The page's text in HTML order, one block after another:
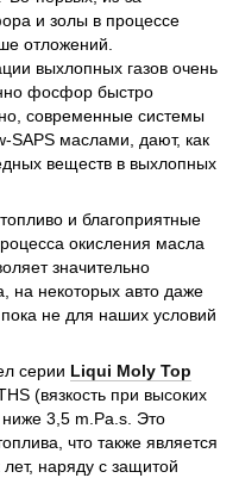
и золы в процессе
отложений.
выхлопных газов очень
фосфор быстро
современные системы
SAPS маслами, дают, как
веществ в выхлопных
и благоприятные
окисления масла
значительно
на некоторых авто даже
не для наших условий
серии Liqui Moly Top
(вязкость при высоких
ниже 3,5 m.Pa.s. Это
что также является
наряду с защитой